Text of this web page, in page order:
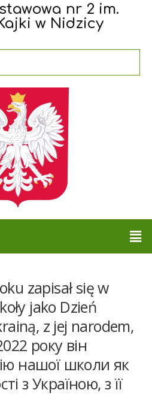
nr 2 im.
w Nidzicy
zapisał się w
jako Dzień
z jej narodem,
року він
нашої школи як
з Україною, з її